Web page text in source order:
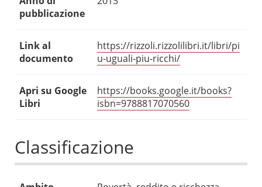
pubblicazione
Link al
documento
https://rizzoli.rizzolilibri.it/libri/pi
u-uguali-piu-ricchi/
Apri su Google
Libri
https://books.google.it/books?
isbn=9788817070560
Classificazione